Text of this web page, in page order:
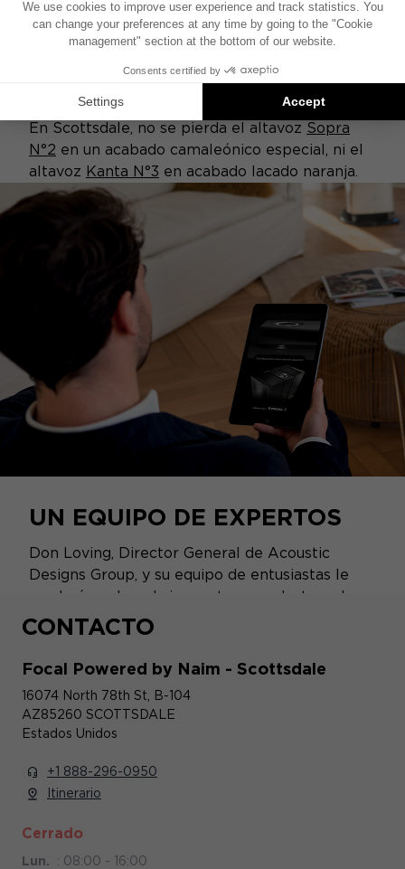
ACABADOS ESPECIALES
En Scottsdale, no se pierda el altavoz Sopra
N°2 en un acabado camaleónico especial, ni el
altavoz Kanta N°3 en acabado lacado naranja.
UN EQUIPO DE EXPERTOS
Don Loving, Director General de Acoustic
Designs Group, y su equipo de entusiastas le
ayudarán a descubrir nuestros productos y le
garantizarán un servicio a medida, desde la
compra de su producto hasta su instalación.
CONTACTO
Focal Powered by Naim - Scottsdale
16074 North 78th St, B-104
AZ85260 SCOTTSDALE
Estados Unidos
+1 888-296-0950
Itinerario
Cerrado
Lun. : 08:00 - 16:00